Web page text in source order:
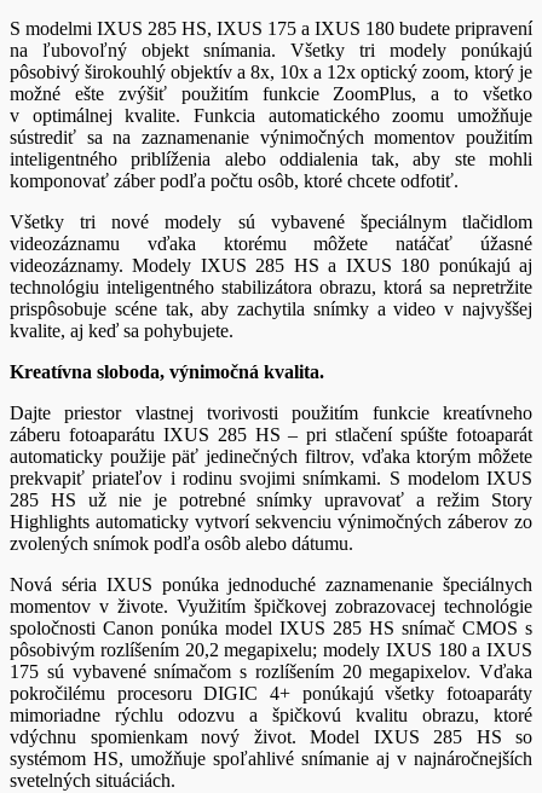
S modelmi IXUS 285 HS, IXUS 175 a IXUS 180 budete pripravení
na ľubovoľný objekt snímania. Všetky tri modely ponúkajú
pôsobivý širokouhlý objektív a 8x, 10x a 12x optický zoom, ktorý je
možné ešte zvýšiť použitím funkcie ZoomPlus, a to všetko
v optimálnej kvalite. Funkcia automatického zoomu umožňuje
sústrediť sa na zaznamenanie výnimočných momentov použitím
inteligentného priblíženia alebo oddialenia tak, aby ste mohli
komponovať záber podľa počtu osôb, ktoré chcete odfotiť.
Všetky tri nové modely sú vybavené špeciálnym tlačidlom
videozáznamu vďaka ktorému môžete natáčať úžasné
videozáznamy. Modely IXUS 285 HS a IXUS 180 ponúkajú aj
technológiu inteligentného stabilizátora obrazu, ktorá sa nepretržite
prispôsobuje scéne tak, aby zachytila snímky a video v najvyššej
kvalite, aj keď sa pohybujete.
Kreatívna sloboda, výnimočná kvalita.
Dajte priestor vlastnej tvorivosti použitím funkcie kreatívneho
záberu fotoaparátu IXUS 285 HS – pri stlačení spúšte fotoaparát
automaticky použije päť jedinečných filtrov, vďaka ktorým môžete
prekvapiť priateľov i rodinu svojimi snímkami. S modelom IXUS
285 HS už nie je potrebné snímky upravovať a režim Story
Highlights automaticky vytvorí sekvenciu výnimočných záberov zo
zvolených snímok podľa osôb alebo dátumu.
Nová séria IXUS ponúka jednoduché zaznamenanie špeciálnych
momentov v živote. Využitím špičkovej zobrazovacej technológie
spoločnosti Canon ponúka model IXUS 285 HS snímač CMOS s
pôsobivým rozlíšením 20,2 megapixelu; modely IXUS 180 a IXUS
175 sú vybavené snímačom s rozlíšením 20 megapixelov. Vďaka
pokročilému procesoru DIGIC 4+ ponúkajú všetky fotoaparáty
mimoriadne rýchlu odozvu a špičkovú kvalitu obrazu, ktoré
vdýchnu spomienkam nový život. Model IXUS 285 HS so
systémom HS, umožňuje spoľahlivé snímanie aj v najnáročnejších
svetelných situáciách.